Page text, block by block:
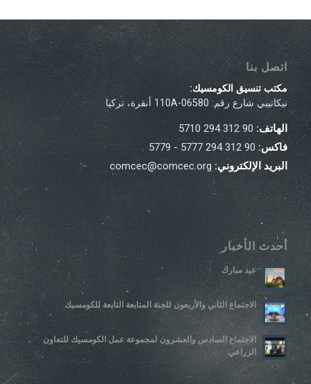
اتصل بنا
مكتب تنسيق الكومسيك:
نيكاتيبي شارع رقم: 110A-06580 أنقرة، تركيا
الهاتف:90 312 294 5710
فاكس:90 312 294 5777 - 5779
البريد الإلكتروني: comcec@comcec.org
أحدث الأخبار
عيد مبارك
الاجتماع الثاني والأربعون للجنة المتابعة التابعة للكومسيك
الاجتماع السادس والعشرون لمجموعة عمل الكومسيك للتعاون
الزراعي